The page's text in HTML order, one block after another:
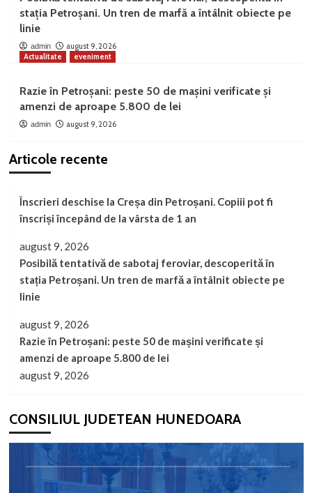
stația Petroșani. Un tren de marfă a întâlnit obiecte pe
linie
admin
august 9, 2026
Actualitate
eveniment
Razie în Petroșani: peste 50 de mașini verificate și
amenzi de aproape 5.800 de lei
admin august 9, 2026
Articole recente
Înscrieri deschise la Creșa din Petroșani. Copiii pot fi
înscriși începând de la vârsta de 1 an
august 9, 2026
Posibilă tentativă de sabotaj feroviar, descoperită în
stația Petroșani. Un tren de marfă a întâlnit obiecte pe
linie
august 9, 2026
Razie în Petroșani: peste 50 de mașini verificate și
amenzi de aproape 5.800 de lei
august 9, 2026
CONSILIUL JUDETEAN HUNEDOARA